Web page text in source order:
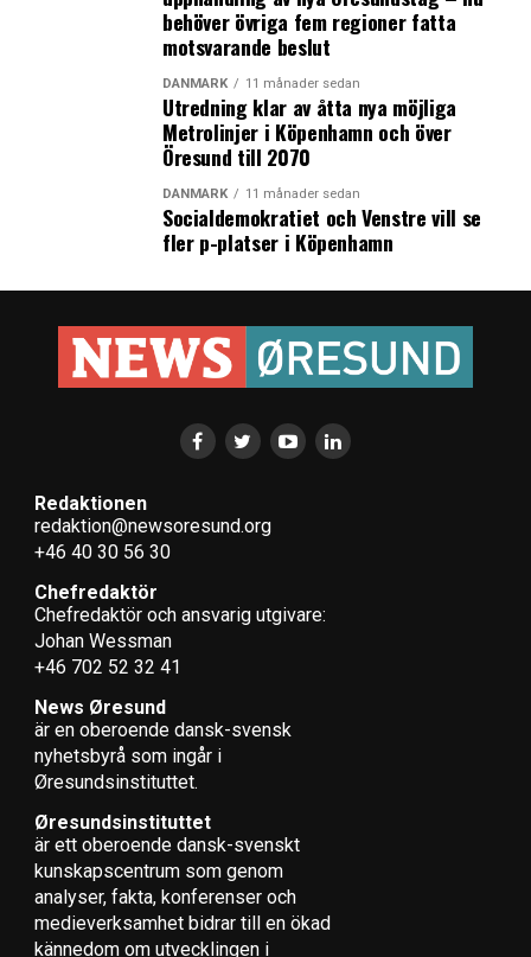
behöver övriga fem regioner fatta
motsvarande beslut
DANMARK 11 månader sedan
Utredning klar av åtta nya möjliga
Metrolinjer i Köpenhamn och över
Öresund till 2070
DANMARK 11 månader sedan
Socialdemokratiet och Venstre vill se
fler p-platser i Köpenhamn
Redaktionen
redaktion@newsoresund.org
+46 40 30 56 30
Chefredaktör
Chefredaktör och ansvarig utgivare:
Johan Wessman
+46 702 52 32 41
News Øresund
är en oberoende dansk-svensk
nyhets­byrå som ingår i
Øresundsinstituttet.
Øresundsinstituttet
är ett oberoende dansk-svenskt
kunskapscentrum som genom
analyser, fakta, konferenser och
medieverksamhet bidrar till en ökad
kännedom om utvecklingen i